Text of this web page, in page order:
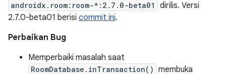
androidx.room:room-*:2.7.0-beta01
dirilis. Versi
2.7.0-beta01 berisi commit ini.
Perbaikan Bug
Memperbaiki masalah saat
RoomDatabase.inTransaction() membuka